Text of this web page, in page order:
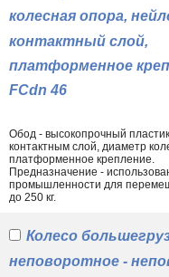
колесная опора,
контактный слой,
платформенное
FCdn 46
Обод - высокопрочный
контактным слой, диаметр
платформенное крепление.
Предназначение -
промышленности для
до 250 кг.
Колесо
неповоротное -